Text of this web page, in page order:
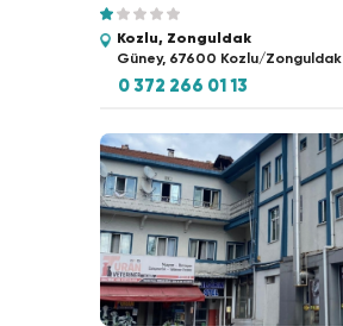
Kozlu, Zonguldak
Güney, 67600 Kozlu/Zonguldak
0 372 266 01 13